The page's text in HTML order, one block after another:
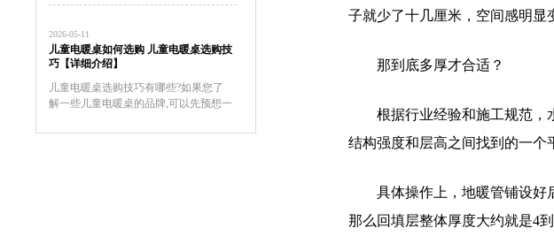
以及空间适配性。对流式电暖器表面温
安全。油汀电暖器因热惯性大...
2026-05-11
儿童电暖桌如何选购 儿童电暖桌选购技
巧【详细介绍】
儿童电暖桌选购技巧有哪些?如果您了
解一些儿童电暖桌的品牌,可以先预想一
电暖器。对于儿童电暖桌的挑选技巧的
子就少了十几厘米，空间感明显
那到底多厚才合适？
根据行业经验和施工规范，
结构强度和层高之间找到的一个
具体操作上，地暖管铺设好
那么回填层整体厚度大约就是4